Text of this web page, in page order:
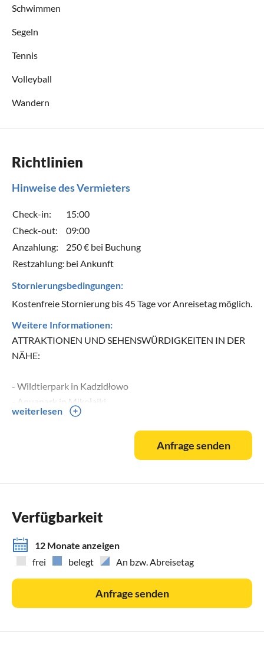
Schwimmen
Segeln
Tennis
Volleyball
Wandern
Richtlinien
Hinweise des Vermieters
Check-in:
15:00
Check-out:
09:00
Anzahlung:
250 € bei Buchung
Restzahlung: bei Ankunft
Stornierungsbedingungen:
Kostenfreie Stornierung bis 45 Tage vor Anreisetag möglich.
Weitere Informationen:
ATTRAKTIONEN UND SEHENSWÜRDIGKEITEN IN DER
NÄHE:
​- Wildtierpark in Kadzidłowo
- Aquapark in Mikołajki
- Aquapark in Olsztyn (Allenstein)
- Wildlife Reserve (Kajakfahren auf dem Krutynia Fluss)
Nights (Juli), Country Picnic in Mragowo (Juli)
weiterlesen
Anfrage senden
Verfügbarkeit
12 Monate anzeigen
frei
belegt An bzw. Abreisetag
Anfrage senden